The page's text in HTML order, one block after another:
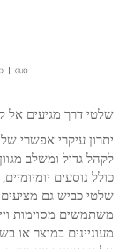
שלטי דרך מגיעים אל
יתרון עיקרי אפשרי
לקהל גדול ומשלב
כולל נוסעים
שלטי כביש גם מציעים
משתמשים מסוימות
מעוניינים במוצר או